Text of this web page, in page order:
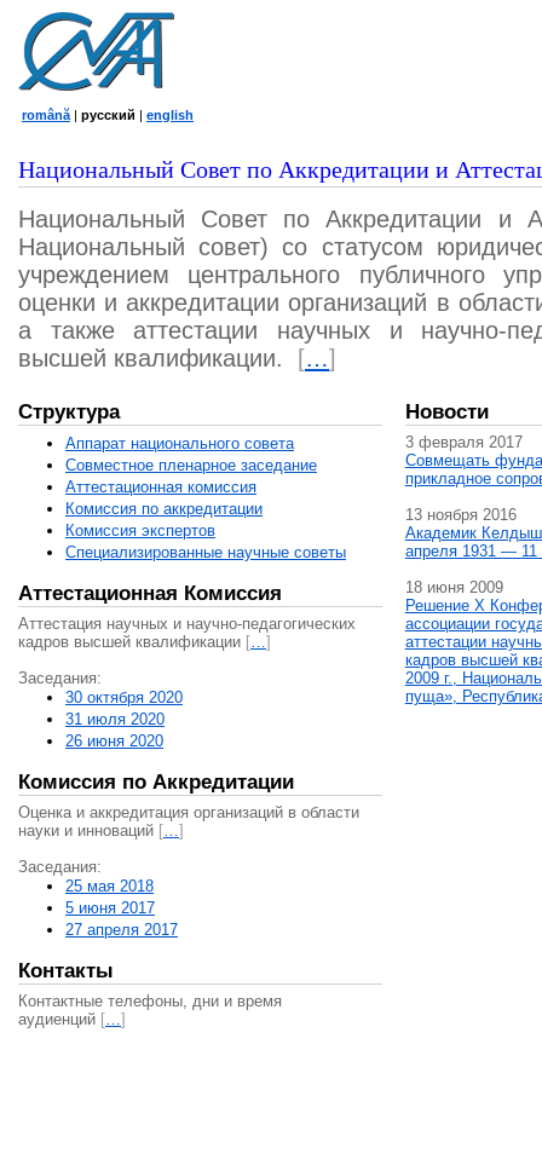
română | русский | english
Национальный Совет по Аккредитации и
Национальный Совет по Аккредитации и
Национальный совет) со статусом
учреждением центрального публичного
оценки и аккредитации организаций в
а также аттестации научных и научно-
высшей квалификации.
[…]
Структура
Аппарат национального совета
Совместное пленарное заседание
Аттестационная комисcия
Комиссия по аккредитации
Комиссия экспертов
Специализированные научные советы
Аттестационная Комиссия
Аттестация научных и научно-педагогических
кадров высшей квалификации […]
Заседания:
30 октября 2020
31 июля 2020
26 июня 2020
Комиссия по Аккредитации
Оценка и аккредитация организаций в области
науки и инноваций […]
Заседания:
25 мая 2018
5 июня 2017
27 апреля 2017
Контакты
Контактные телефоны, дни и время
аудиенций […]
Новости
3 февраля 2017
Совмещать
прикладное
13 ноября 2016
Академик
апреля 1931 — 11
18 июня 2009
Решение X
ассоциации
аттестации
кадров высшей
2009 г.,
пуща»,